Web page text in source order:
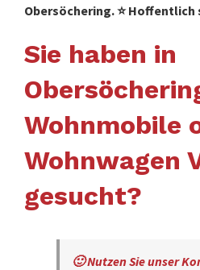
Obersöchering. ⭐
Sie haben in
Wohnmobile
Wohnwagen
gesucht?
🙂 Nutzen Sie unser